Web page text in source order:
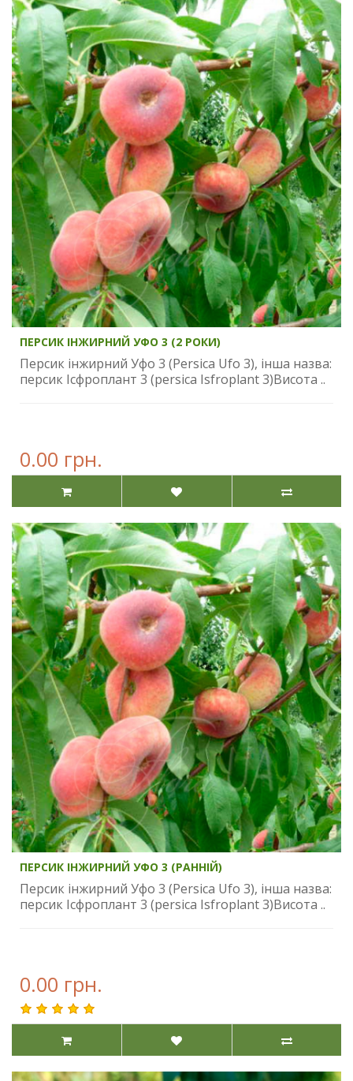
ПЕРСИК ІНЖИРНИЙ УФО 3 (2 РОКИ)
Персик інжирний Уфо 3 (Persica Ufo 3), інша назва:
персик Ісфроплант 3 (persica Isfroplant 3)Висота ..
0.00 грн.
ПЕРСИК ІНЖИРНИЙ УФО 3 (РАННІЙ)
Персик інжирний Уфо 3 (Persica Ufo 3), інша назва:
персик Ісфроплант 3 (persica Isfroplant 3)Висота ..
0.00 грн.